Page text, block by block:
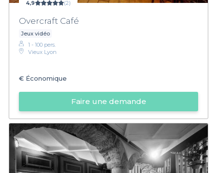
4,9 (2)
Overcraft Café
Jeux vidéo
1 - 100 pers.
Vieux Lyon
€ Économique
Faire une demande